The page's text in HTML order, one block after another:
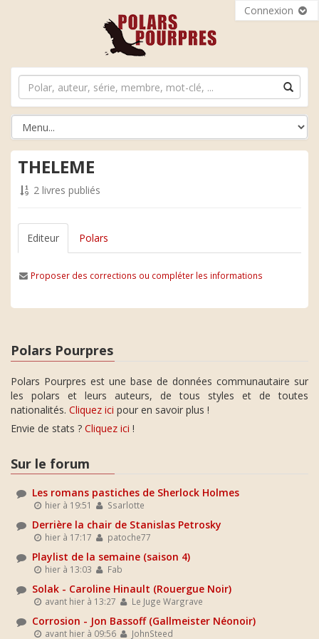
Connexion
THELEME
2 livres publiés
Editeur Polars
Proposer des corrections ou compléter les informations
Polars Pourpres
Polars Pourpres est une base de données communautaire sur
les polars et leurs auteurs, de tous styles et de toutes
nationalités. Cliquez ici pour en savoir plus !
Envie de stats ? Cliquez ici !
Sur le forum
Les romans pastiches de Sherlock Holmes
hier à 19:51 Ssarlotte
Derrière la chair de Stanislas Petrosky
hier à 17:17 patoche77
Playlist de la semaine (saison 4)
hier à 13:03 Fab
Solak - Caroline Hinault (Rouergue Noir)
avant hier à 13:27 Le Juge Wargrave
Corrosion - Jon Bassoff (Gallmeister Néonoir)
avant hier à 09:56 JohnSteed